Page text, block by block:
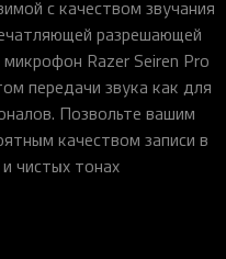
с качеством звучания
разрешающей
Razer Seiren Pro
передачи звука как для
Позвольте вашим
качеством записи в
чистых тонах